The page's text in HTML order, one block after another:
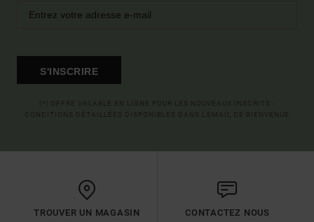
S'INSCRIRE
TROUVER UN MAGASIN CONTACTEZ NOUS